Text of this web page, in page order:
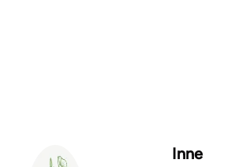
Inne